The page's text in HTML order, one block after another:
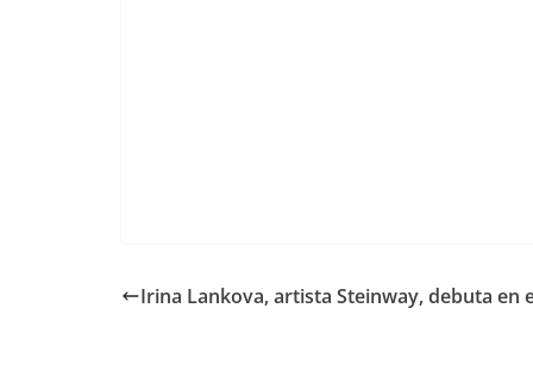
Irina Lankova, artista Steinway, debuta en